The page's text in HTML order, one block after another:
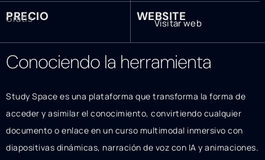
PRECIO
Gratis WEBSITE
Visitar web
Conociendo la herramienta
Study Space es una plataforma que transforma la forma de
acceder y asimilar el conocimiento, convirtiendo cualquier
documento o enlace en un curso multimodal inmersivo con
diapositivas dinámicas, narración de voz con IA y animaciones.